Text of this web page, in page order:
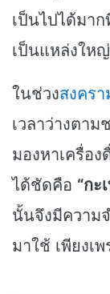
เป็นไปได้มา
เป็นแหล่งให
ในช่วงสงคร
เวลาว่างตาม
มองหาเครื่อ
ได้ชัดคือ “กะ
นั้นจึงมีความ
มาใช้ เพียงเ